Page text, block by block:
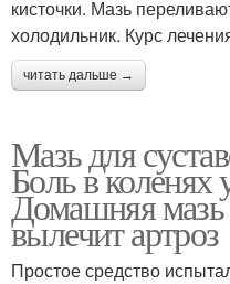
кисточки. Мазь
холодильник. Курс
читать дальше →
Мазь для
Боль в коленях
Домашняя мазь
вылечит артроз
Простое средство